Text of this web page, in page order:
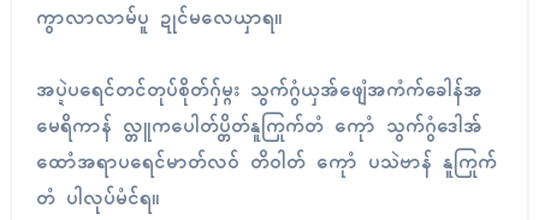
ကွာလာလာမ်ပူ ဍုၚ်မလေယှာရ။
အပ္ဍဲပရေၚ်တင်တုပ်စိုတ်ဂှ်မ္ဂး သွက်ဂွံယှအ်ဖျေံအကံက်ခေါန်အ
မေရိကာန် လ္တူကပေါတ်ပ္တိတ်နူကြုက်တံ ကေုာံ သွက်ဂွံဒေါအ်
ထောံအရာပရေၚ်မာတ်လဝ် တိဝါတ် ကေုာံ ပသဲဗာန် နူကြုက်
တံ ပါလုပ်မံၚ်ရ။